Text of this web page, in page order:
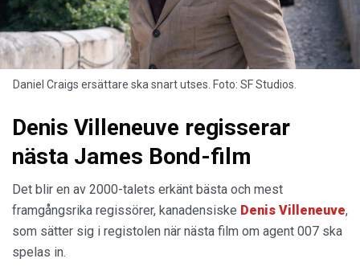
Daniel Craigs ersättare ska snart utses. Foto: SF Studios.
Denis Villeneuve regisserar
nästa James Bond-film
Det blir en av 2000-talets erkänt bästa och mest
framgångsrika regissörer, kanadensiske Denis Villeneuve,
som sätter sig i registolen när nästa film om agent 007 ska
spelas in.